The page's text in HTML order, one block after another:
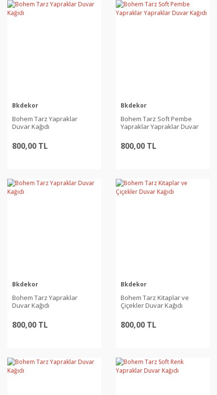
Bkdekor
Bohem Tarz Yapraklar
Duvar Kağıdı
800,00 TL
Bkdekor
Bohem Tarz Soft Pembe
Yapraklar Yapraklar Duvar
800,00 TL
Bkdekor
Bohem Tarz Yapraklar
Duvar Kağıdı
800,00 TL
Bkdekor
Bohem Tarz Kitaplar ve
Çiçekler Duvar Kağıdı
800,00 TL